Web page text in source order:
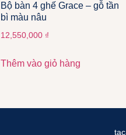
Bộ bàn 4 ghế Grace – gỗ tần
bì màu nâu
12,550,000 ₫
Thêm vào giỏ hàng